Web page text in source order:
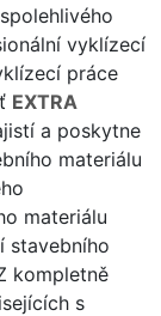
vyklízecí
práce
EXTRA
a poskytne
materiálu
materiálu
stavebního
kompletně
s